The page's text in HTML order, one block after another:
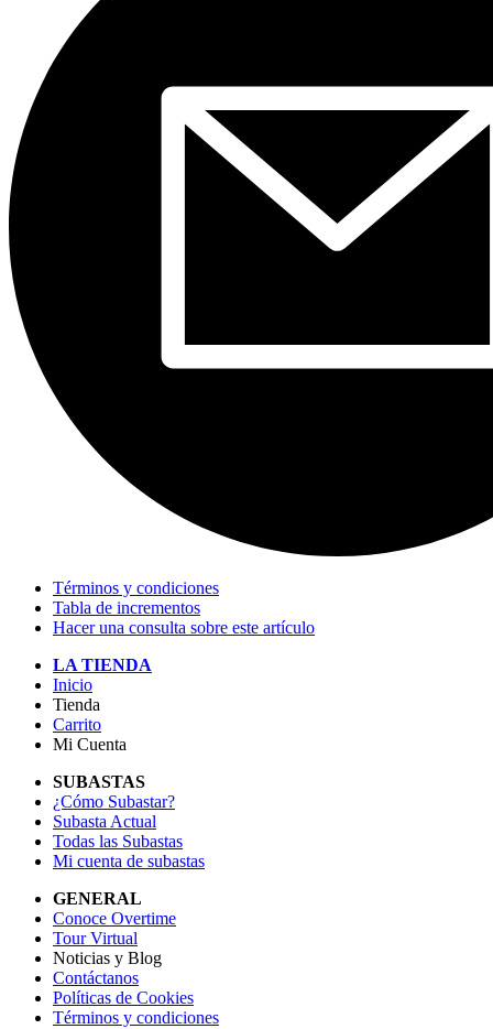
Términos y condiciones
Tabla de incrementos
Hacer una consulta sobre este artículo
LA TIENDA
Inicio
Tienda
Carrito
Mi Cuenta
SUBASTAS
¿Cómo Subastar?
Subasta Actual
Todas las Subastas
Mi cuenta de subastas
GENERAL
Conoce Overtime
Tour Virtual
Noticias y Blog
Contáctanos
Políticas de Cookies
Términos y condiciones